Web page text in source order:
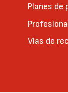
Planes de
Vías de